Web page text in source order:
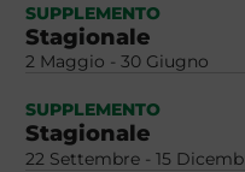
SUPPLEMENTO
Stagionale
2 Maggio - 30 Giugno
SUPPLEMENTO
Stagionale
22 Settembre - 15